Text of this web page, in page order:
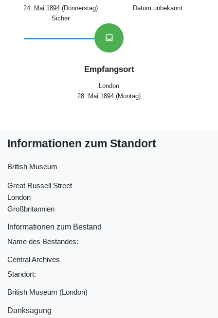
24. Mai 1894(Donnerstag)
Sicher
Datum unbekannt
inbox
Empfangsort
London
28. Mai 1894 (Montag)
Informationen zum Standort
British Museum
Great Russell Street
London
Großbritannien
Informationen zum Bestand
Name des Bestandes:
Central Archives
Standort:
British Museum (London)
Danksagung